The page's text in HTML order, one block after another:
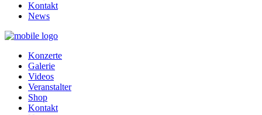
Kontakt
News
Konzerte
Galerie
Videos
Veranstalter
Shop
Kontakt